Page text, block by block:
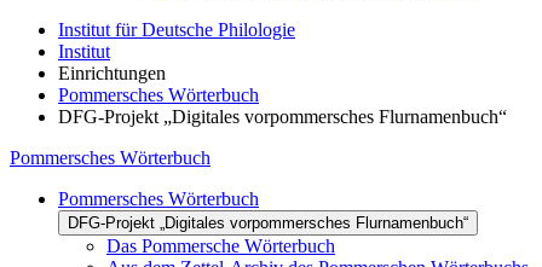
Institut für Deutsche Philologie
Institut
Einrichtungen
Pommersches Wörterbuch
DFG-Projekt „Digitales vorpommersches Flurnamenbuch“
Pommersches Wörterbuch
Pommersches Wörterbuch
DFG-Projekt „Digitales vorpommersches Flurnamenbuch“
Das Pommersche Wörterbuch